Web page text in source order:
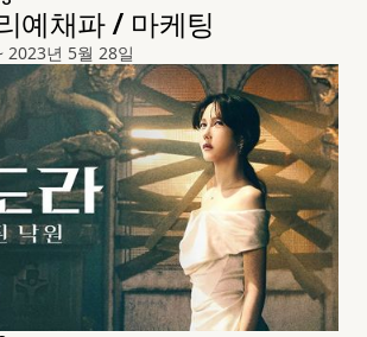
예채파 / 마케팅
2023년 5월 28일